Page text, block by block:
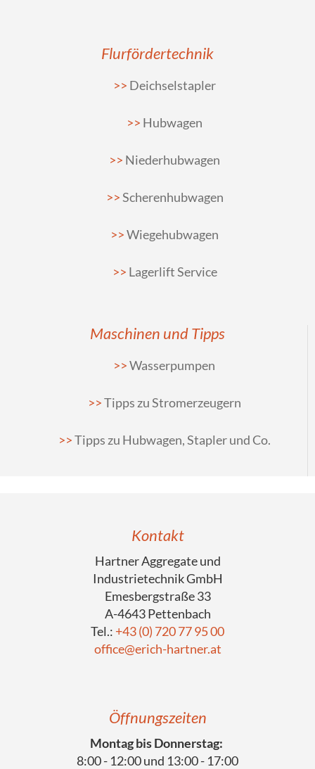
Flurfördertechnik
Deichselstapler
Hubwagen
Niederhubwagen
Scherenhubwagen
Wiegehubwagen
Lagerlift Service
Maschinen und Tipps
Wasserpumpen
Tipps zu Stromerzeugern
Tipps zu Hubwagen, Stapler und Co.
Kontakt
Hartner Aggregate und
Industrietechnik GmbH
Emesbergstraße 33
A-4643 Pettenbach
Tel.: +43 (0) 720 77 95 00
office@erich-hartner.at
Öffnungszeiten
Montag bis Donnerstag:
8:00 - 12:00 und 13:00 - 17:00